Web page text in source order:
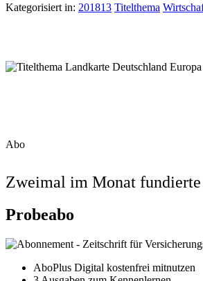
Kategorisiert in: 201813 Titelthema
Abo
Zweimal im Monat fundierte
Probeabo
AboPlus Digital kostenfrei mitnutzen